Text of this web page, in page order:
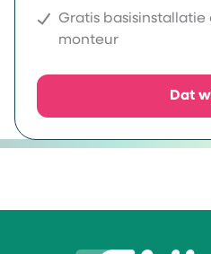
Gratis basisinstallatie
monteur
Dat